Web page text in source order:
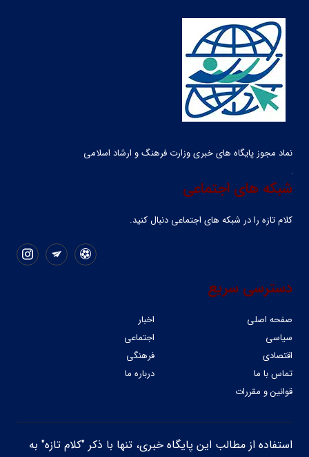
نماد مجوز پایگاه های خبری وزارت فرهنگ و ارشاد اسلامی
شبکه های اجتماعی
کلام تازه را در شبکه ‌های اجتماعی دنبال کنید.
دسترسی سریع
صفحه اصلی
اخبار
سیاسی
اجتماعی
اقتصادی
فرهنگی
تماس با ما
درباره ما
قوانین و مقررات
استفاده از مطالب این پایگاه خبری، تنها با ذکر "کلام تازه" به